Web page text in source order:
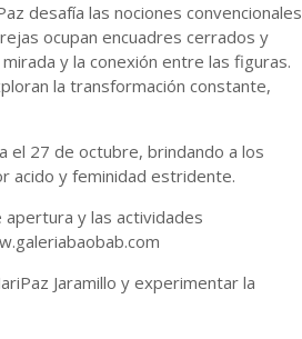
desafía las nociones convencionales
ocupan encuadres cerrados y
y la conexión entre las figuras.
la transformación constante,
el 27 de octubre, brindando a los
acido y feminidad estridente.
y las actividades
Jaramillo y experimentar la